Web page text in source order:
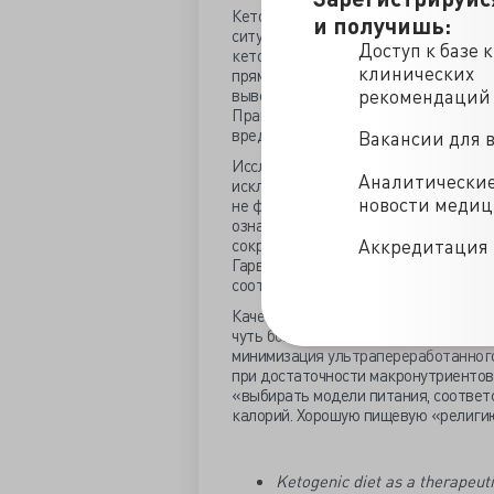
и получишь:
Доступ к базе
клинических
рекомендаций
Вакансии для
новости
Аккредитация
Кетоны при болезни Альцгеймера
ситуации, когда мозг еле тянет
кетоны становятся аварийным
прямо-таки затормозит развитие
выверенная «метаболически
Правда мышиный мозг хоть и мозг,
вредности и неуклонно когнитивно
Исследования как будто доказали,
исключено, что миокард вообще не
не фиолетово, что поступает из
означающие здоровое и
сокращении потребления углеводов
Гарвардского университета
соотечественников.
Качество по-гарвардски, это не
чуть более дешёвым торговым
минимизация
при достаточности
«выбирать модели питания,
калорий. Хорошую пищевую
Ketogenic diet as a